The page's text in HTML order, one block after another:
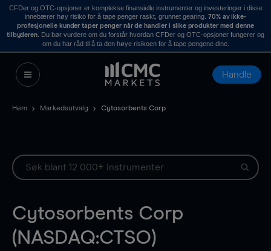
CFDer og OTC-opsjoner er komplekse finansielle instrumenter og investeringer i disse
innebærer høy risiko for å tape penger raskt, grunnet gearing. 70% av ikke-
profesjonelle kunder taper penger når de handler i slike produkter med denne
tilbyderen . Du bør vurdere om du forstår hvordan CFDer og OTC-opsjoner fungerer og
om du har råd til å ta den høye risikoen for å tape pengene dine.
Handle
Hem Markedsutvalg Cytosorbents Corp
Cytosorbents Corp
(NASDAQ:CTSO)